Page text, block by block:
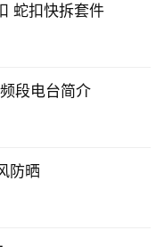
蛇扣快拆套件
段电台简介
防晒